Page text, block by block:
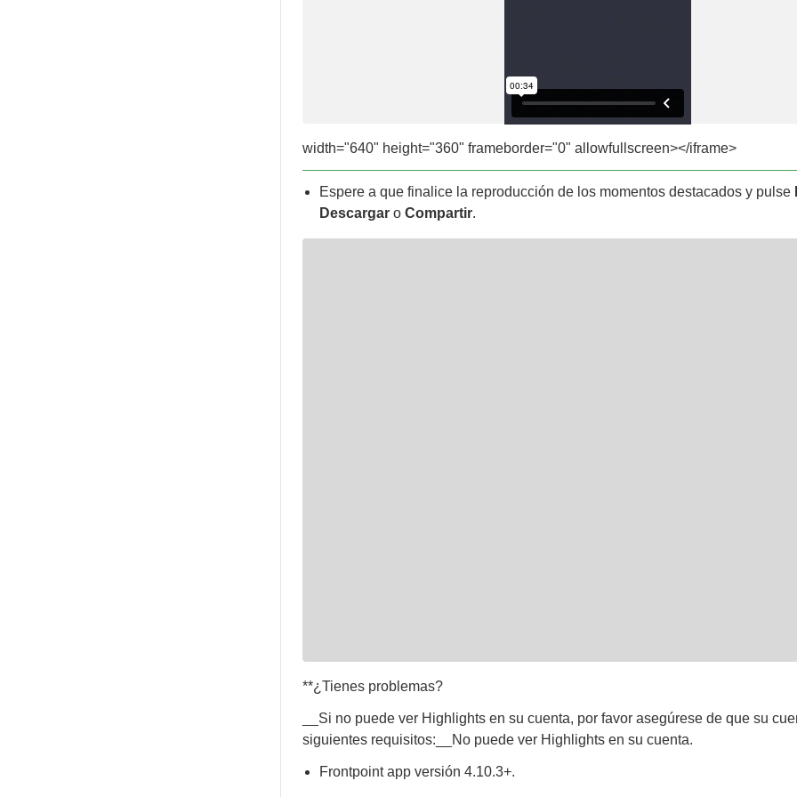
width="640" height="360" frameborder="0" allowfullscreen></iframe>
Espere a que finalice la reproducción de los momentos destacados y pulse
Descargar oCompartir.
**¿Tienes problemas?
__Si no puede ver Highlights en su cuenta, por favor asegúrese de que su
siguientes requisitos:__No puede ver Highlights en su cuenta.
Frontpoint app versión 4.10.3+.